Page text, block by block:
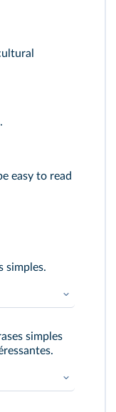
easy to read
simples.
simples